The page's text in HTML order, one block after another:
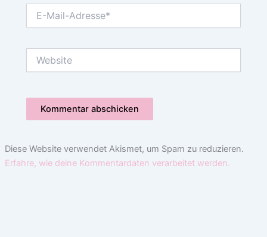
Mail-
Diese Website verwendet Akismet, um Spam zu reduzieren.
Erfahre, wie deine Kommentardaten verarbeitet werden.